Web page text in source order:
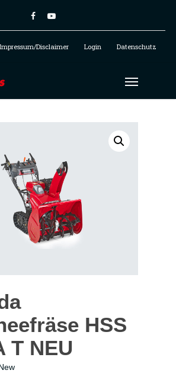
Impressum/Disclaimer Login Datenschutz
HSS
T NEU